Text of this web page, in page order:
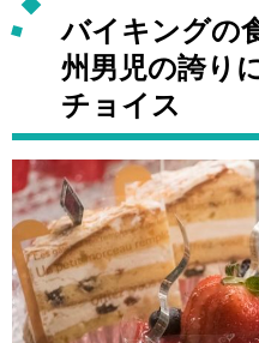
バイキングの
州男児の誇り
チョイス